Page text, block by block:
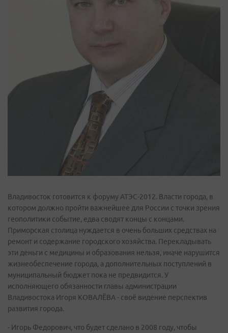
Владивосток готовится к форуму АТЭС-2012. Власти города, в
котором должно пройти важнейшее для России с точки зрения
геополитики событие, едва сводят концы с концами.
Приморская столица нуждается в очень больших средствах на
ремонт и содержание городского хозяйства. Перекладывать
эти деньги с медицины и образования нельзя, иначе нарушится
жизнеобеспечение города, а дополнительных поступлений в
муниципальный бюджет пока не предвидится. У
исполняющего обязанности главы администрации
Владивостока Игоря КОВАЛЁВА - своё видение перспектив
развития города.
- Игорь Федорович, что будет сделано в 2008 году, чтобы